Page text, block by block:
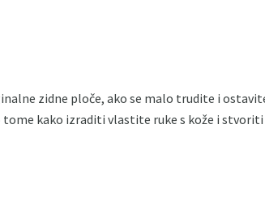
zidne ploče, ako se malo trudite i
kako izraditi vlastite ruke s kože i stvoriti